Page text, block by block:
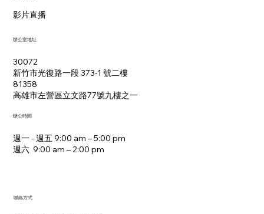
影片直播
辦公室地址
30072
新竹市光復路一段 373-1 號二樓
81358
​高雄市左營區立文路77號九樓之一
週一 - 週五 9:00 am – 5:00 pm
週六 9:00 am – 2:00 pm​
辦公時間
聯絡方式